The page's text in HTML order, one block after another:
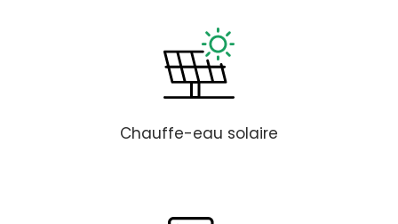
Chauffe-eau solaire